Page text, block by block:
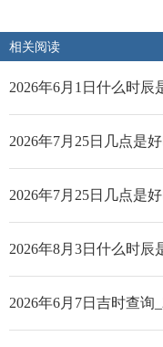
相关阅读
2026年6月1日什么时辰
2026年7月25日几点是
2026年7月25日几点是
2026年8月3日什么时辰
2026年6月7日吉时查询